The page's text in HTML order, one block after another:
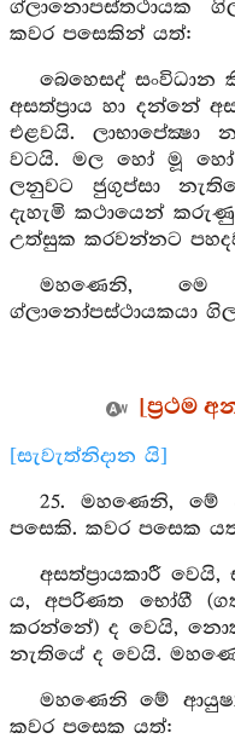
ග්ලානොපස්තථායක
කවර පසෙකින් යත්:
බෙහෙසද් සංවිධාන
අසත්ප්‍රාය හා දන්නේ
එළවයි.
වටයි. මල හෝ මූ
ලනුවට ජුගුප්සා
දැහැමි කථායෙන්
උත්සුක කරවන්නට
මහණෙනි, මෙ
ග්ලානෝපස්ථායකයා
[ප්‍රථම
[සැවැත්නිදාන යි]
25. මහණෙනි, මේ
පසෙකි. කවර පසෙක
අසත්ප්‍රායකාරී
ය, අපරිණත භෝගී
කරන්නේ) ද වෙයි,
නැතියේ ද වෙයි.
මහණෙනි මේ
කවර පසෙක යත්: